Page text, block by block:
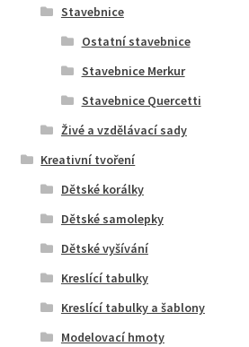
Stavebnice
Ostatní stavebnice
Stavebnice Merkur
Stavebnice Quercetti
Živé a vzdělávací sady
Kreativní tvoření
Dětské korálky
Dětské samolepky
Dětské vyšívání
Kreslící tabulky
Kreslící tabulky a šablony
Modelovací hmoty